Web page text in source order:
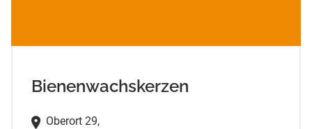
Bienenwachskerzen
Oberort 29,